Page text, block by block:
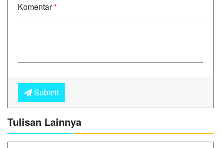
Komentar*
Submit
Tulisan Lainnya